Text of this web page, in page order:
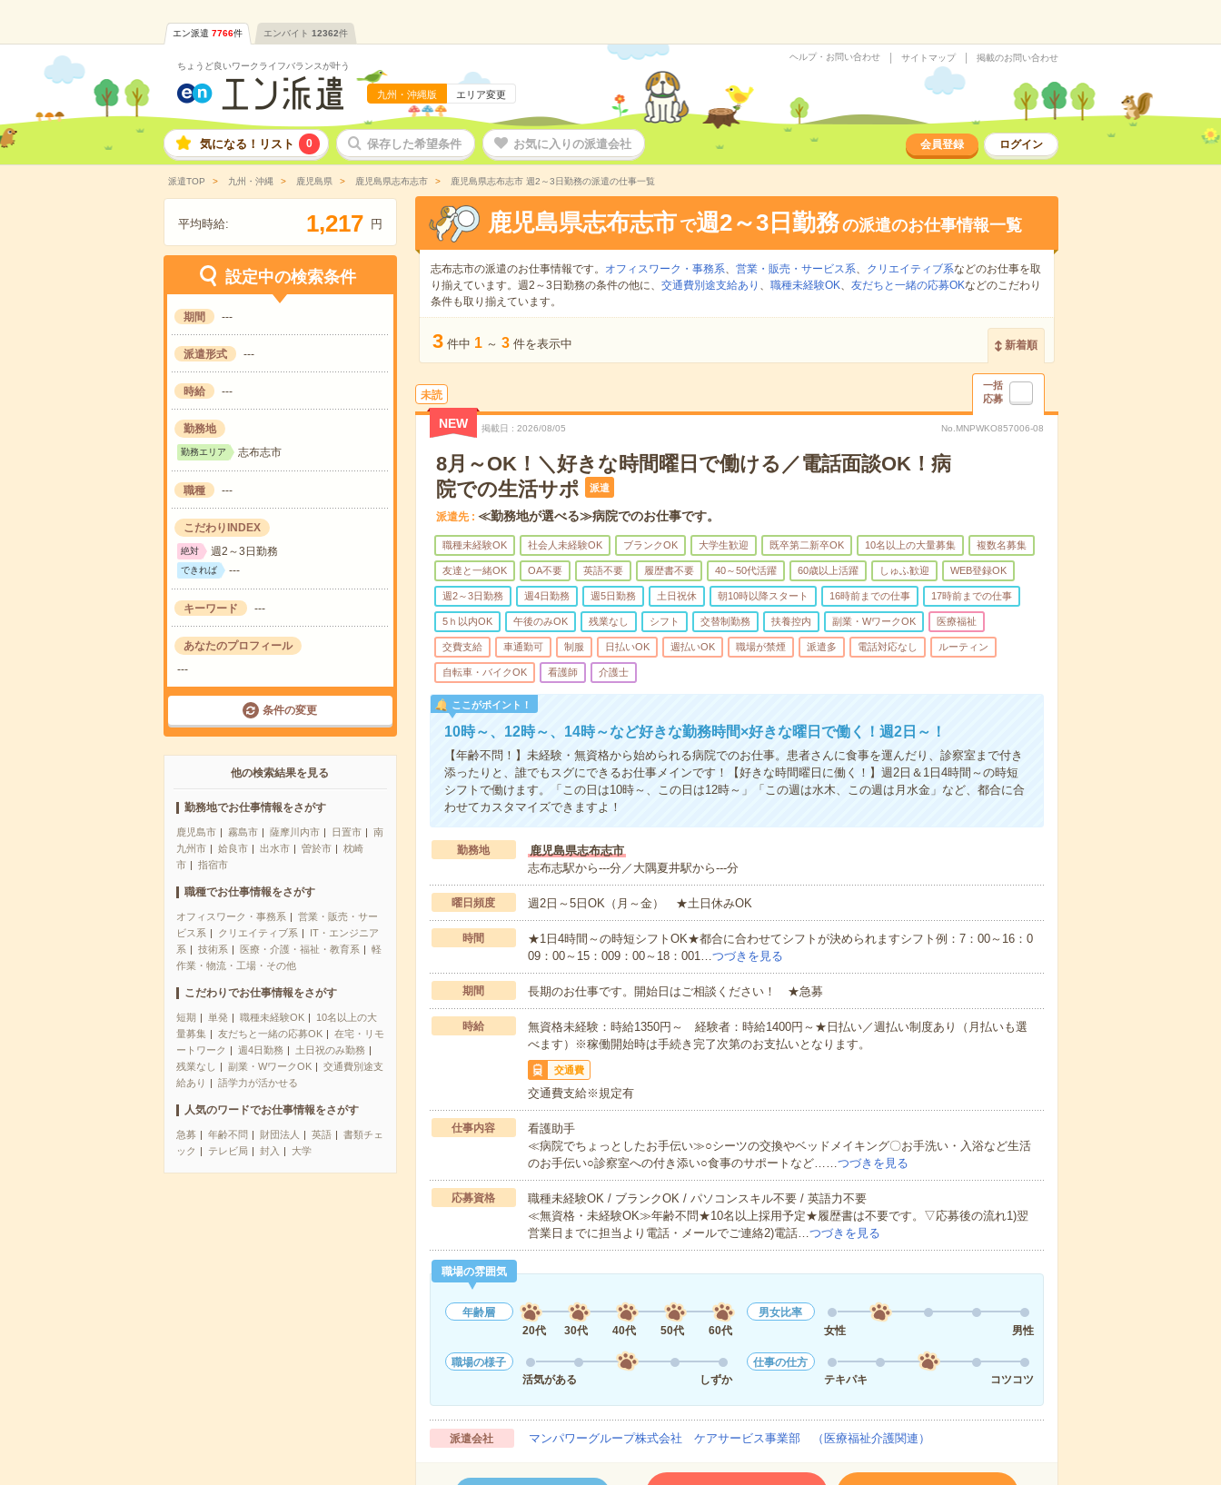
エン派遣 7766件 エンバイト 12362件
ちょうど良いワークライフバランスが叶う
九州・沖縄版 エリア変更
ヘルプ・お問い合わせ サイトマップ 掲載のお問い合わせ
気になる！リスト 0 保存した希望条件 お気に入りの派遣会社 会員登録 ログイン
派遣TOP 九州・沖縄 鹿児島県 鹿児島県志布志市 鹿児島県志布志市 週2～3日勤務の派遣の仕事一覧
平均時給: 1,217 円
設定中の検索条件
期間 ---
派遣形式 ---
時給 ---
勤務地
勤務エリア 志布志市
職種 ---
こだわりINDEX
絶対 週2～3日勤務
できれば ---
キーワード ---
あなたのプロフィール
---
条件の変更
他の検索結果を見る
勤務地でお仕事情報をさがす
鹿児島市 霧島市 薩摩川内市 日置市
南
九州市
姶良市 出水市 曽於市
枕崎
市
指宿市
職種でお仕事情報をさがす
オフィスワーク・事務系
営業・販売・サー
ビス系
クリエイティブ系
IT・エンジニア
系
技術系 医療・介護・福祉・教育系
軽
作業・物流・工場・その他
こだわりでお仕事情報をさがす
短期 単発 職種未経験OK
10名以上の大
量募集
友だちと一緒の応募OK
在宅・リモ
ートワーク
週4日勤務
土日祝のみ勤務
残業なし
副業・WワークOK
交通費別途支
給あり
語学力が活かせる
人気のワードでお仕事情報をさがす
急募 年齢不問 財団法人 英語
書類チェ
ック
テレビ局 封入 大学
鹿児島県志布志市 で週2～3日勤務の派遣のお仕事情報一覧
志布志市の派遣のお仕事情報です。 オフィスワーク・事務系、 営業・販売・サービス系、 クリエイティブ系などのお仕事を取
り揃えています。週2～3日勤務の条件の他に、 交通費別途支給あり 、 職種未経験OK、 友だちと一緒の応募OKなどのこだわり
条件も取り揃えています。
3 件中 1 ～ 3 件を表示中 新着順
未読
一括
応募
NEW 掲載日 2026/08/05 No.MNPWKO857006-08
8月～OK！＼好きな時間曜日で働ける／電話面談OK！病
院での生活サポ
派遣
派遣先 ≪勤務地が選べる≫病院でのお仕事です。
職種未経験OK 社会人未経験OK ブランクOK 大学生歓迎 既卒第二新卒OK 10名以上の大量募集 複数名募集
友達と一緒OK OA不要 英語不要 履歴書不要 40～50代活躍 60歳以上活躍 しゅふ歓迎 WEB登録OK
週2～3日勤務 週4日勤務 週5日勤務 土日祝休 朝10時以降スタート 16時前までの仕事 17時前までの仕事
5ｈ以内OK 午後のみOK 残業なし シフト 交替制勤務 扶養控内 副業・WワークOK 医療福祉
交費支給 車通勤可 制服 日払いOK 週払いOK 職場が禁煙 派遣多 電話対応なし ルーティン
自転車・バイクOK 看護師 介護士
ここがポイント！
10時～、12時～、14時～など好きな勤務時間×好きな曜日で働く！週2日～！
【年齢不問！】未経験・無資格から始められる病院でのお仕事。患者さんに食事を運んだり、診察室まで付き
添ったりと、誰でもスグにできるお仕事メインです！【好きな時間曜日に働く！】週2日＆1日4時間～の時短
シフトで働けます。「この日は10時～、この日は12時～」「この週は水木、この週は月水金」など、都合に合
わせてカスタマイズできますよ！
勤務地
鹿児島県志布志市
志布志駅から---分／大隅夏井駅から---分
曜日頻度 週2日～5日OK（月～金） ★土日休みOK
時間
★1日4時間～の時短シフトOK★都合に合わせてシフトが決められますシフト例：7：00～16：0
09：00～15：009：00～18：001…つづきを見る
期間 長期のお仕事です。開始日はご相談ください！ ★急募
時給
無資格未経験：時給1350円～ 経験者：時給1400円～★日払い／週払い制度あり（月払いも選
べます）※稼働開始時は手続き完了次第のお支払いとなります。
交通費
交通費支給※規定有
仕事内容
看護助手
≪病院でちょっとしたお手伝い≫○シーツの交換やベッドメイキング〇お手洗い・入浴など生活
のお手伝い○診察室への付き添い○食事のサポートなど……つづきを見る
応募資格
職種未経験OK / ブランクOK / パソコンスキル不要 / 英語力不要
≪無資格・未経験OK≫年齢不問★10名以上採用予定★履歴書は不要です。▽応募後の流れ1)翌
営業日までに担当より電話・メールでご連絡2)電話…つづきを見る
職場の雰囲気
年齢層
20代
30代 40代 50代 60代
男女比率
女性
男性
職場の様子
活気がある
しずか
仕事の仕方
テキパキ
コツコツ
派遣会社 マンパワーグループ株式会社 ケアサービス事業部 （医療福祉介護関連）